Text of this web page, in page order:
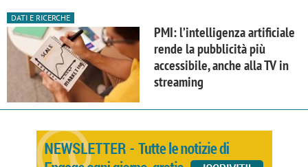
DATI E RICERCHE
PMI: l’intelligenza artificiale
rende la pubblicità più
accessibile, anche alla TV in
streaming